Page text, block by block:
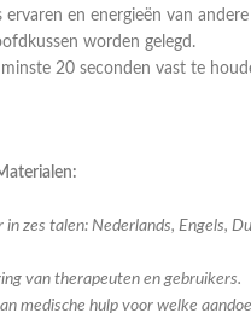
en energieën van
worden gelegd.
20 seconden vast te
zes talen: Nederlands, Engels,
van therapeuten en gebruikers.
medische hulp voor welke